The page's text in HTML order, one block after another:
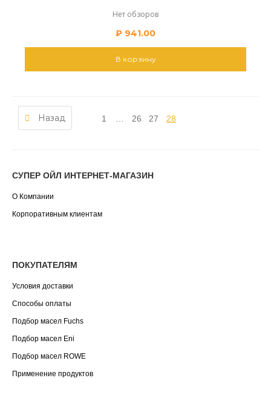
Нет обзоров
₽ 941.00
В корзину
Назад 1 … 26 27 28
СУПЕР ОЙЛ ИНТЕРНЕТ-МАГАЗИН
О Компании
Корпоративным клиентам
ПОКУПАТЕЛЯМ
Условия доставки
Способы оплаты
Подбор масел Fuchs
Подбор масел Eni
Подбор масел ROWE
Применение продуктов